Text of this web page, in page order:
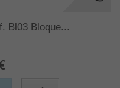
Bl03 Bloque...